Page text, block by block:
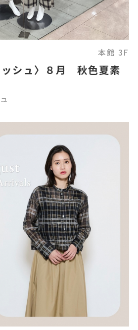
本館 3F
ッシュ〉８月 秋色夏素